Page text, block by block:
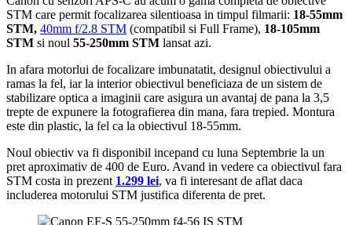
STM care permit focalizarea silentioasa in timpul filmarii: 18-55mm
STM, 40mm f/2.8 STM (compatibil si Full Frame), 18-105mm
STM si noul 55-250mm STM lansat azi.
In afara motorlui de focalizare imbunatatit, designul obiectivului a
ramas la fel, iar la interior obiectivul beneficiaza de un sistem de
stabilizare optica a imaginii care asigura un avantaj de pana la 3,5
trepte de expunere la fotografierea din mana, fara trepied. Montura
este din plastic, la fel ca la obiectivul 18-55mm.
Noul obiectiv va fi disponibil incepand cu luna Septembrie la un
pret aproximativ de 400 de Euro. Avand in vedere ca obiectivul fara
STM costa in prezent 1.299 lei, va fi interesant de aflat daca
includerea motorului STM justifica diferenta de pret.